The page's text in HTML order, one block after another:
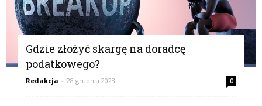
Gdzie złożyć skargę na doradcę
podatkowego?
Redakcja - 28 grudnia 2023 0